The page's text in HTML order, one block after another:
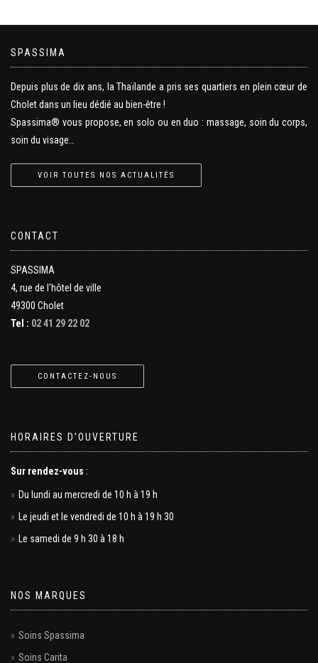
SPASSIMA
Depuis plus de dix ans, la Thaïlande a pris ses quartiers en plein cœur de
Cholet dans un lieu dédié au bien-être !
Spassima® vous propose, en solo ou en duo : massage, soin du corps,
soin du visage…
VOIR TOUTES NOS ACTUALITÉS
CONTACT
SPASSIMA
4, rue de l'hôtel de ville
49300 Cholet
Tel : 02 41 29 22 02
CONTACTEZ-NOUS
HORAIRES D’OUVERTURE
Sur rendez-vous :
Du lundi au mercredi de 10 h à 19 h
Le jeudi et le vendredi de 10 h à 19 h 30
Le samedi de 9 h 30 à 18 h
NOS MARQUES
Soins Spassima
Soins Carita